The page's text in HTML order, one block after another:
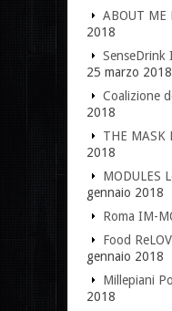
ABOUT ME
2018
SenseDrink
25 marzo 2018
Coalizione
2018
THE MASK
2018
MODULES
gennaio 2018
Roma IM-
Food
gennaio 2018
Millepiani
2018